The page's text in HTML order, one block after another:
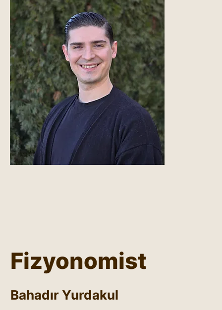
Fizyonomist
Bahadır Yurdakul